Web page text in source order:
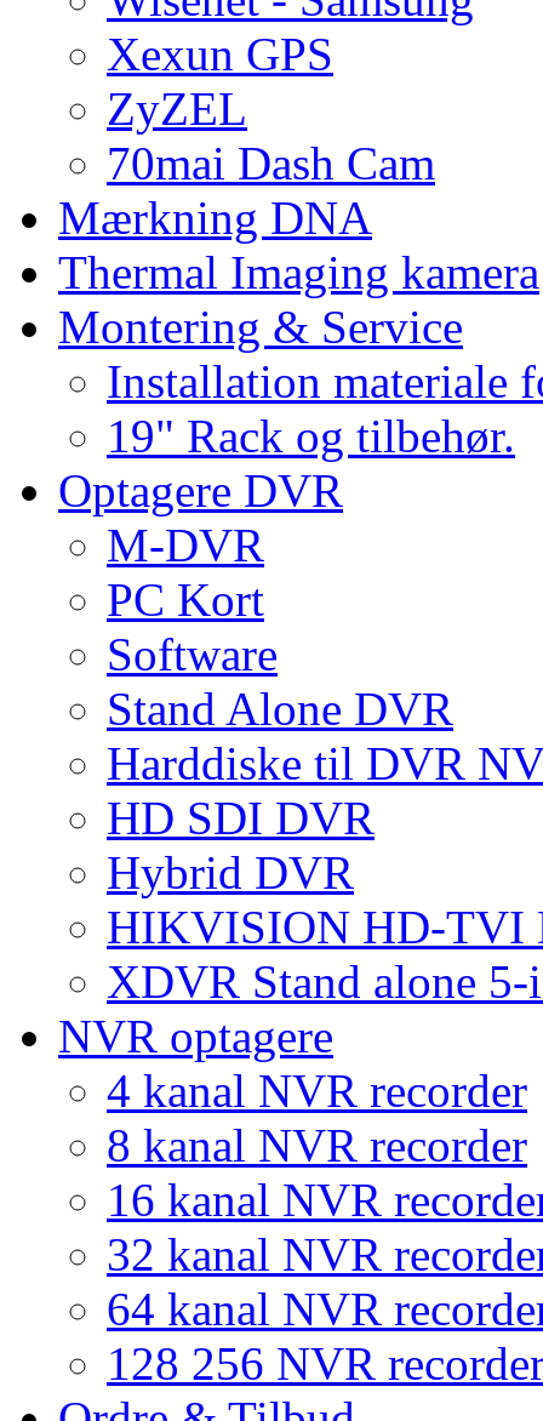
Xexun GPS
ZyZEL
70mai Dash Cam
Mærkning DNA
Thermal Imaging kamera
Montering & Service
Installation materiale
19" Rack og tilbehør.
Optagere DVR
M-DVR
PC Kort
Software
Stand Alone DVR
Harddiske til DVR
HD SDI DVR
Hybrid DVR
HIKVISION HD-TVI
XDVR Stand alone 5-
NVR optagere
4 kanal NVR recorder
8 kanal NVR recorder
16 kanal NVR
32 kanal NVR
64 kanal NVR
128 256 NVR